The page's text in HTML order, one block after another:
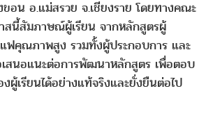
อน อ.แม่สรวย จ.เชียงราย โดยทางคณะ
าสนี้สัมภาษณ์ผู้เรียน จากหลักสูตรผู้
ฟคุณภาพสูง รวมทั้งผู้ประกอบการ และ
เสนอแนะต่อการพัฒนาหลักสูตร เพื่อตอบ
ผู้เรียนได้อย่างแท้จริงและยั่งยืนต่อไป